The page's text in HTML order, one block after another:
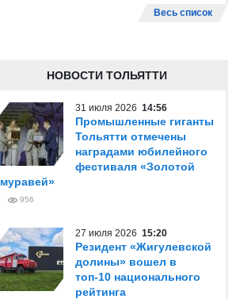
Весь список
НОВОСТИ ТОЛЬЯТТИ
31 июля 2026 14:56
Промышленные гиганты
Тольятти отмечены
наградами юбилейного
фестиваля «Золотой
муравей»
956
27 июля 2026 15:20
Резидент «Жигулевской
долины» вошел в
топ-10 национального
рейтинга